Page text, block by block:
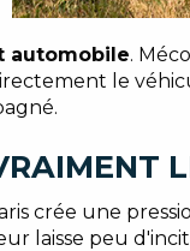
automobile.
le
crée une
laisse peu